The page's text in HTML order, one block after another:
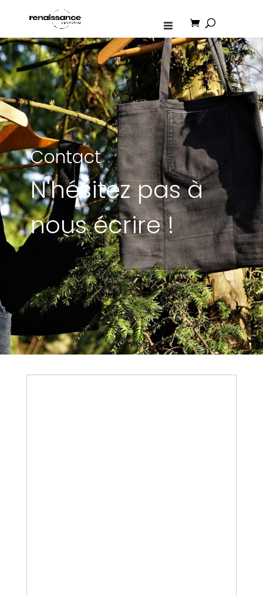
Contact
N'hésitez pas à
nous écrire !